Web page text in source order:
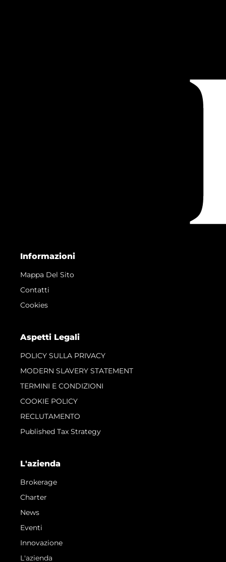
Informazioni
Mappa Del Sito
Contatti
Cookies
Aspetti Legali
POLICY SULLA PRIVACY
MODERN SLAVERY STATEMENT
TERMINI E CONDIZIONI
COOKIE POLICY
RECLUTAMENTO
Published Tax Strategy
L'azienda
Brokerage
Charter
News
Eventi
Innovazione
L'azienda